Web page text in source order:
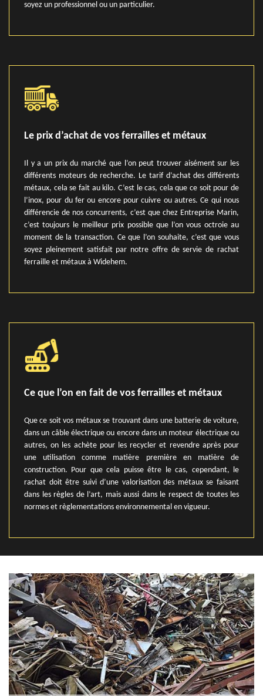
soyez un professionnel ou un particulier.
Le prix d’achat de vos ferrailles et métaux
Il y a un prix du marché que l’on peut trouver aisément sur les
différents moteurs de recherche. Le tarif d’achat des différents
métaux, cela se fait au kilo. C’est le cas, cela que ce soit pour de
l’inox, pour du fer ou encore pour cuivre ou autres. Ce qui nous
différencie de nos concurrents, c’est que chez Entreprise Marin,
c’est toujours le meilleur prix possible que l’on vous octroie au
moment de la transaction. Ce que l’on souhaite, c’est que vous
soyez pleinement satisfait par notre offre de servie de rachat
ferraille et métaux à Widehem.
Ce que l’on en fait de vos ferrailles et métaux
Que ce soit vos métaux se trouvant dans une batterie de voiture,
dans un câble électrique ou encore dans un moteur électrique ou
autres, on les achète pour les recycler et revendre après pour
une utilisation comme matière première en matière de
construction. Pour que cela puisse être le cas, cependant, le
rachat doit être suivi d’une valorisation des métaux se faisant
dans les règles de l’art, mais aussi dans le respect de toutes les
normes et règlementations environnemental en vigueur.